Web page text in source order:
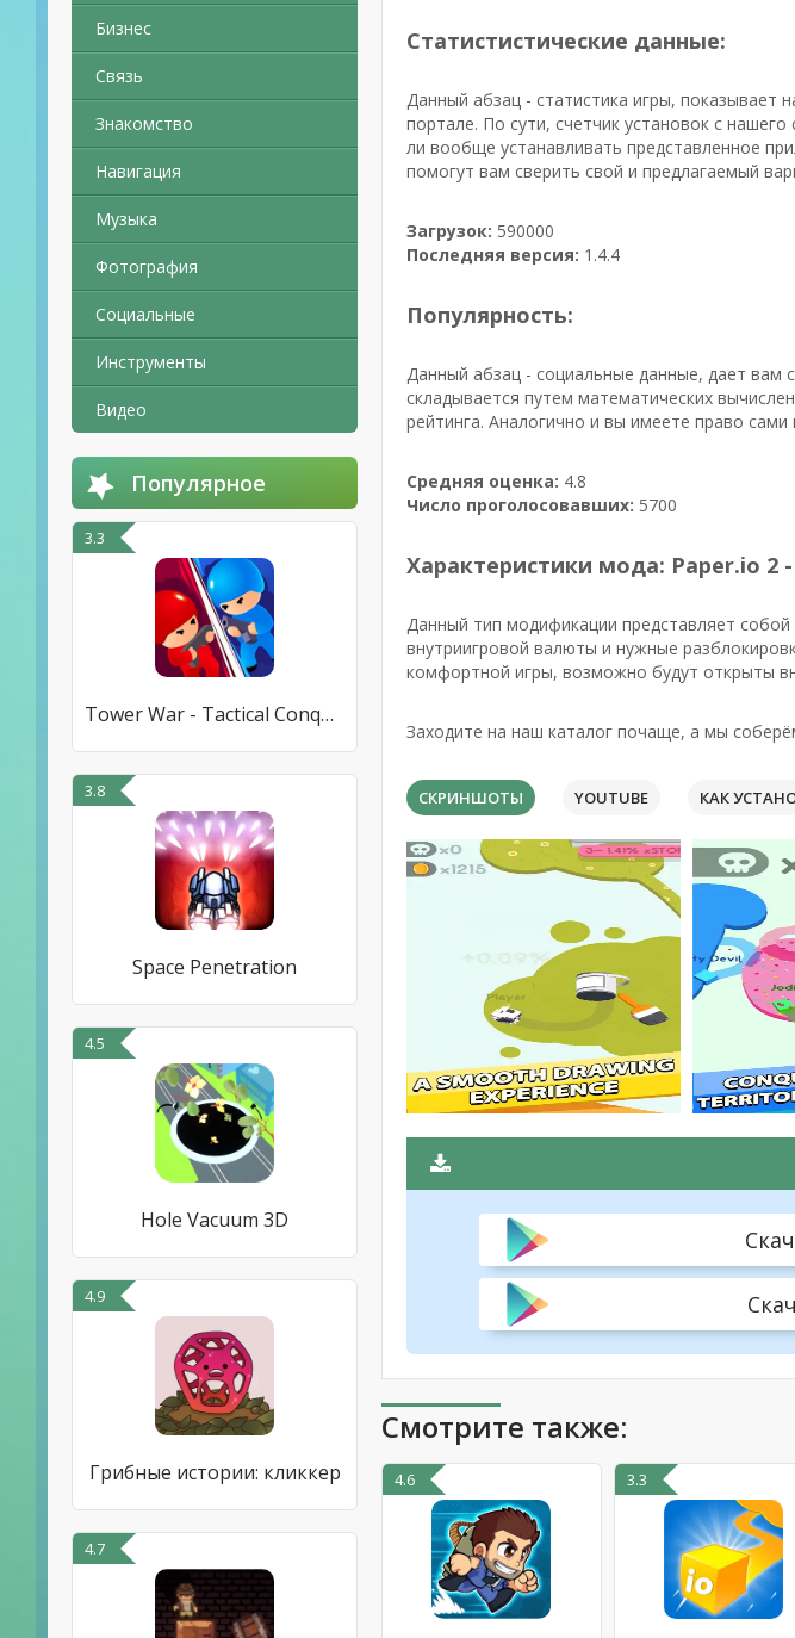
Бизнес
Связь
Знакомство
Навигация
Музыка
Фотография
Социальные
Инструменты
Видео
Популярное
3.3
Tower War - Tactical Conquest
3.8
Space Penetration
4.5
Hole Vacuum 3D
4.9
Грибные истории: кликкер
4.7
Статистистические данные:
Данный абзац - статистика игры, показывает
портале. По сути, счетчик установок с
ли вообще устанавливать представленное
помогут вам сверить свой и предлагаемый
Загрузок: 590000
Последняя версия: 1.4.4
Популярность:
Данный абзац - социальные данные, дает вам
складывается путем математических
рейтинга. Аналогично и вы имеете право
Средняя оценка: 4.8
Число проголосовавших: 5700
Характеристики мода: Paper.io 2
Данный тип модификации представляет
внутриигровой валюты и нужные
комфортной игры, возможно будут открыты
Заходите на наш каталог почаще, а мы
СКРИНШОТЫ YOUTUBE КАК
Смотрите также:
4.6 3.3